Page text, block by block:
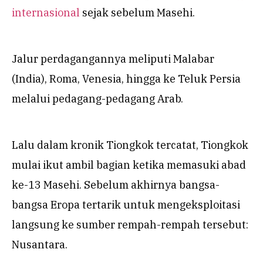
internasional sejak sebelum Masehi.
Jalur perdagangannya meliputi Malabar
(India), Roma, Venesia, hingga ke Teluk Persia
melalui pedagang-pedagang Arab.
Lalu dalam kronik Tiongkok tercatat, Tiongkok
mulai ikut ambil bagian ketika memasuki abad
ke-13 Masehi. Sebelum akhirnya bangsa-
bangsa Eropa tertarik untuk mengeksploitasi
langsung ke sumber rempah-rempah tersebut:
Nusantara.